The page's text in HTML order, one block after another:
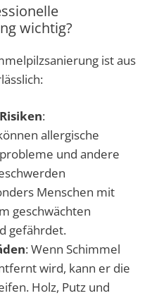
wichtig?
ist aus
:
allergische
und andere
Menschen mit
geschwächten
gefährdet.
: Wenn Schimmel
wird, kann er die
Holz, Putz und